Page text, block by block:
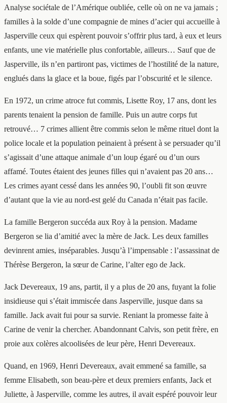
Analyse sociétale de l’Amérique oubliée, celle où on ne va jamais ;
familles à la solde d’une compagnie de mines d’acier qui accueille à
Jasperville ceux qui espèrent pouvoir s’offrir plus tard, à eux et leurs
enfants, une vie matérielle plus confortable, ailleurs… Sauf que de
Jasperville, ils n’en partiront pas, victimes de l’hostilité de la nature,
englués dans la glace et la boue, figés par l’obscurité et le silence.
En 1972, un crime atroce fut commis, Lisette Roy, 17 ans, dont les
parents tenaient la pension de famille. Puis un autre corps fut
retrouvé… 7 crimes allient être commis selon le même rituel dont la
police locale et la population peinaient à présent à se persuader qu’il
s’agissait d’une attaque animale d’un loup égaré ou d’un ours
affamé. Toutes étaient des jeunes filles qui n’avaient pas 20 ans…
Les crimes ayant cessé dans les années 90, l’oubli fit son œuvre
d’autant que la vie au nord-est gelé du Canada n’était pas facile.
La famille Bergeron succéda aux Roy à la pension. Madame
Bergeron se lia d’amitié avec la mère de Jack. Les deux familles
devinrent amies, inséparables. Jusqu’à l’impensable : l’assassinat de
Thérèse Bergeron, la sœur de Carine, l’alter ego de Jack.
Jack Devereaux, 19 ans, partit, il y a plus de 20 ans, fuyant la folie
insidieuse qui s’était immiscée dans Jasperville, jusque dans sa
famille. Jack avait fui pour sa survie. Reniant la promesse faite à
Carine de venir la chercher. Abandonnant Calvis, son petit frère, en
proie aux colères alcoolisées de leur père, Henri Devereaux.
Quand, en 1969, Henri Devereaux, avait emmené sa famille, sa
femme Elisabeth, son beau-père et deux premiers enfants, Jack et
Juliette, à Jasperville, comme les autres, il avait espéré pouvoir leur